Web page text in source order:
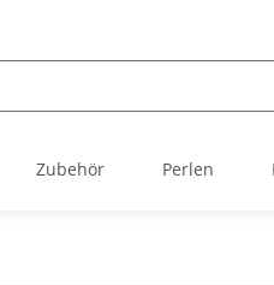
Zubehör Perlen